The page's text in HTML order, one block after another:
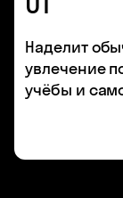
Наделит
увлечение
учёбы и